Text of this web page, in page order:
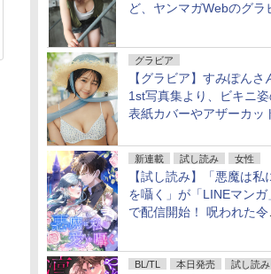
ど、ヤンマガWebのグラ
グラビア
【グラビア】すみぽんさ
1st写真集より、ビキニ
表紙カバーやアザーカッ
新連載 試し読み 女性
【試し読み】「悪魔は私
を囁く」が「LINEマンガ
で配信開始！ 呪われた令
BL/TL 本日発売 試し読み